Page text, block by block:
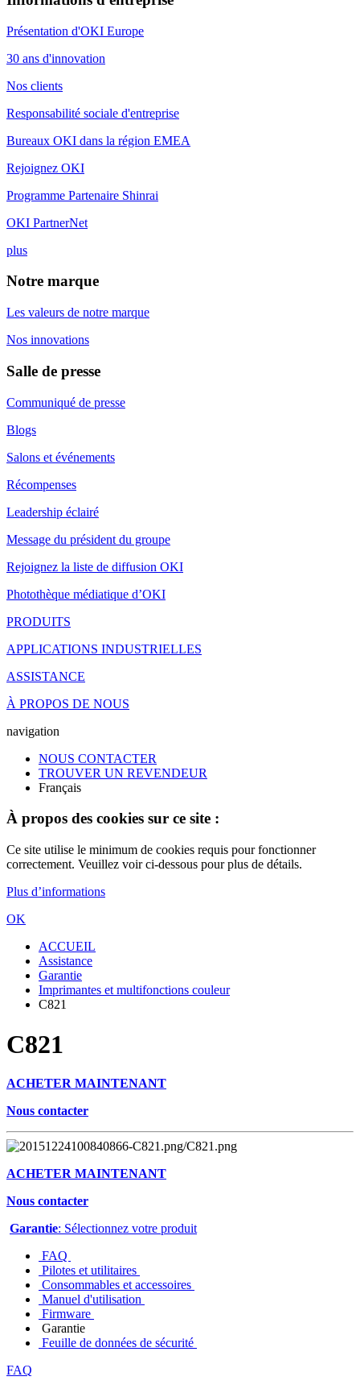
Présentation d'OKI Europe
30 ans d'innovation
Nos clients
Responsabilité sociale d'entreprise
Bureaux OKI dans la région EMEA
Rejoignez OKI
Programme Partenaire Shinrai
OKI PartnerNet
plus
Notre marque
Les valeurs de notre marque
Nos innovations
Salle de presse
Communiqué de presse
Blogs
Salons et événements
Récompenses
Leadership éclairé
Message du président du groupe
Rejoignez la liste de diffusion OKI
Photothèque médiatique d’OKI
PRODUITS
APPLICATIONS INDUSTRIELLES
ASSISTANCE
À PROPOS DE NOUS
navigation
NOUS CONTACTER
TROUVER UN REVENDEUR
Français
À propos des cookies sur ce site :
Ce site utilise le minimum de cookies requis pour fonctionner
correctement. Veuillez voir ci-dessous pour plus de détails.
Plus d’informations
OK
ACCUEIL
Assistance
Garantie
Imprimantes et multifonctions couleur
C821
C821
ACHETER MAINTENANT
Nous contacter
ACHETER MAINTENANT
Nous contacter
Garantie: Sélectionnez votre produit
FAQ
Pilotes et utilitaires
Consommables et accessoires
Manuel d'utilisation
Firmware
Garantie
Feuille de données de sécurité
FAQ